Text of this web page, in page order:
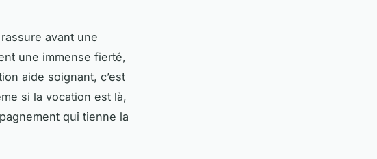
avant une
une immense fierté,
aide soignant, c’est
si la vocation est là,
qui tienne la